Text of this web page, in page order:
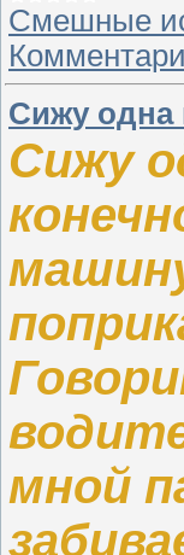
Смешные
Сижу одна
Сижу
мной